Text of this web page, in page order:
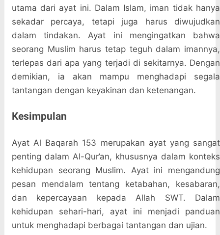
utama dari ayat ini. Dalam Islam, iman tidak hanya
sekadar percaya, tetapi juga harus diwujudkan
dalam tindakan. Ayat ini mengingatkan bahwa
seorang Muslim harus tetap teguh dalam imannya,
terlepas dari apa yang terjadi di sekitarnya. Dengan
demikian, ia akan mampu menghadapi segala
tantangan dengan keyakinan dan ketenangan.
Kesimpulan
Ayat Al Baqarah 153 merupakan ayat yang sangat
penting dalam Al-Qur’an, khususnya dalam konteks
kehidupan seorang Muslim. Ayat ini mengandung
pesan mendalam tentang ketabahan, kesabaran,
dan kepercayaan kepada Allah SWT. Dalam
kehidupan sehari-hari, ayat ini menjadi panduan
untuk menghadapi berbagai tantangan dan ujian.